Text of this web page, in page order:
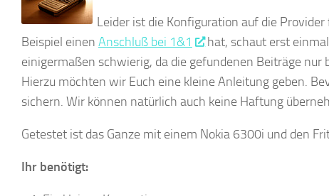
Leider ist die Konfiguration auf die
Beispiel einen Anschluß bei 1&1
hat, schaut erst
einigermaßen schwierig, da die gefundenen Beiträge nur
Hierzu möchten wir Euch eine kleine Anleitung geben.
sichern. Wir können natürlich auch keine Haftung
Getestet ist das Ganze mit einem Nokia 6300i und den
Ihr benötigt: